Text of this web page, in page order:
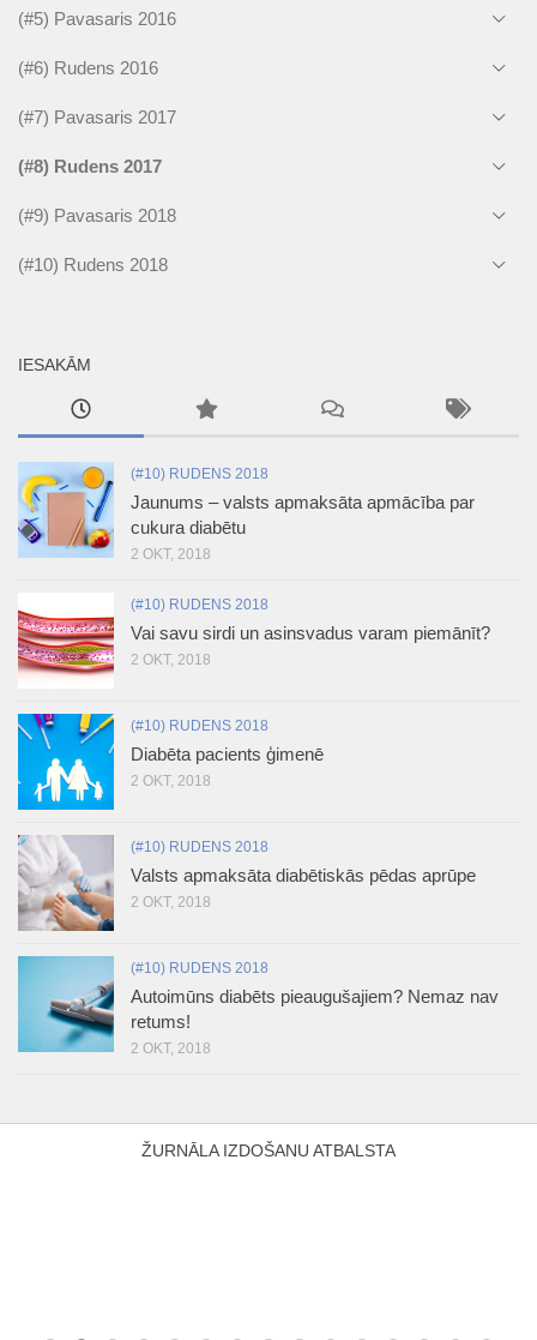
(#5) Pavasaris 2016
(#6) Rudens 2016
(#7) Pavasaris 2017
(#8) Rudens 2017
(#9) Pavasaris 2018
(#10) Rudens 2018
IESAKĀM
(#10) RUDENS 2018
Jaunums – valsts apmaksāta apmācība par
cukura diabētu
2 OKT, 2018
(#10) RUDENS 2018
Vai savu sirdi un asinsvadus varam piemānīt?
2 OKT, 2018
(#10) RUDENS 2018
Diabēta pacients ģimenē
2 OKT, 2018
(#10) RUDENS 2018
Valsts apmaksāta diabētiskās pēdas aprūpe
2 OKT, 2018
(#10) RUDENS 2018
Autoimūns diabēts pieaugušajiem? Nemaz nav
retums!
2 OKT, 2018
ŽURNĀLA IZDOŠANU ATBALSTA